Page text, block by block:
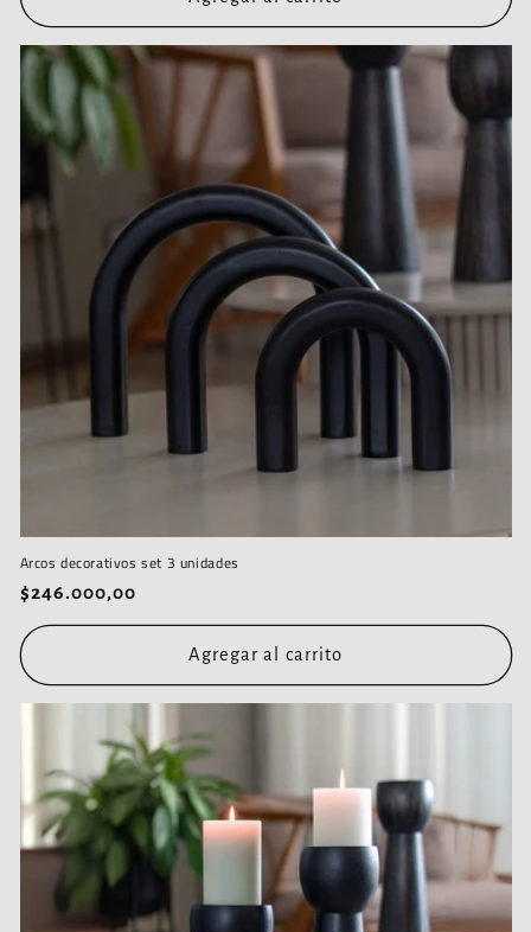
Arcos decorativos set 3 unidades
Precio
habitual
$246.000,00
Agregar al carrito